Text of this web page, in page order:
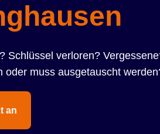
Schlüssel verloren?
oder muss ausgetauscht
an